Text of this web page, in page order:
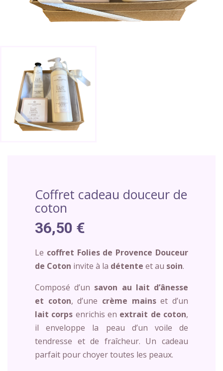
Coffret cadeau douceur de
coton
36,50 €
Le coffret Folies de Provence Douceur
de Coton invite à la détente et au soin.
Composé d’un savon au lait d’ânesse
et coton, d’une crème mainset d’un
lait corps enrichis en extrait de coton,
il enveloppe la peau d’un voile de
tendresse et de fraîcheur. Un cadeau
parfait pour choyer toutes les peaux.